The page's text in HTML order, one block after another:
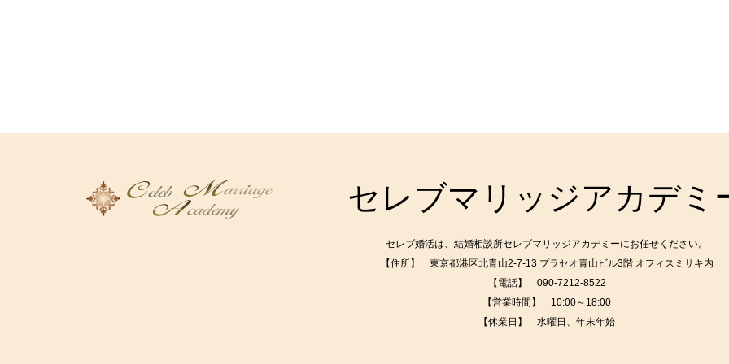
セレブマリッジアカデミ
セレブ婚活は、結婚相談所セレブマリッジアカデミーにお任せください。
【住所】 東京都港区北青山2-7-13 プラセオ青山ビル3階 オフィスミサキ内
【電話】 090-7212-8522
【営業時間】 10:00～18:00
【休業日】 水曜日、年末年始